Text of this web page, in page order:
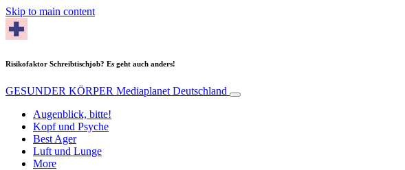
Skip to main content
Risikofaktor Schreibtischjob? Es geht auch anders!
GESUNDER KÖRPER Mediaplanet Deutschland
Augenblick, bitte!
Kopf und Psyche
Best Ager
Luft und Lunge
More